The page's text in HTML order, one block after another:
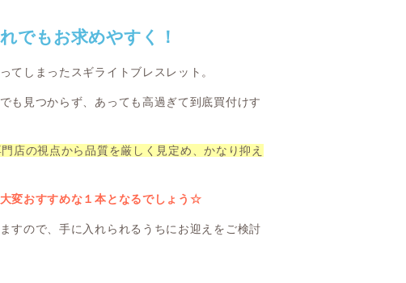
でもお求めやすく！
てしまったスギライトブレスレット。
も見つからず、あっても高過ぎて到底買付けす
店の視点から品質を厳しく見定め、かなり抑え
変おすすめな１本となるでしょう☆
すので、手に入れられるうちにお迎えをご検討